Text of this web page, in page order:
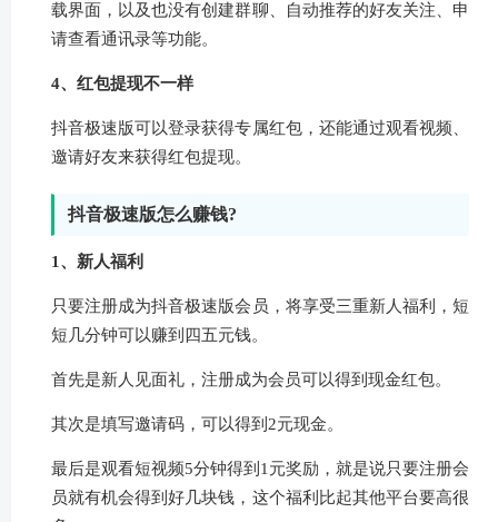
载界面，以及也没有创建群聊、自动推荐的好友关注、申
请查看通讯录等功能。
4、红包提现不一样
抖音极速版可以登录获得专属红包，还能通过观看视频、
邀请好友来获得红包提现。
抖音极速版怎么赚钱?
1、新人福利
只要注册成为抖音极速版会员，将享受三重新人福利，短
短几分钟可以赚到四五元钱。
首先是新人见面礼，注册成为会员可以得到现金红包。
其次是填写邀请码，可以得到2元现金。
最后是观看短视频5分钟得到1元奖励，就是说只要注册会
员就有机会得到好几块钱，这个福利比起其他平台要高很